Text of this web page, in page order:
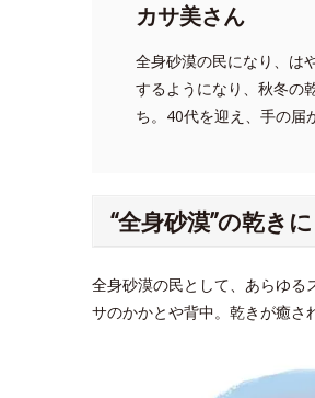
カサ美さん
全身砂漠の民になり、は
するようになり、秋冬の
ち。40代を迎え、手の届
“全身砂漠”の乾き
全身砂漠の民として、あらゆる
サのかかとや背中。乾きが癒さ